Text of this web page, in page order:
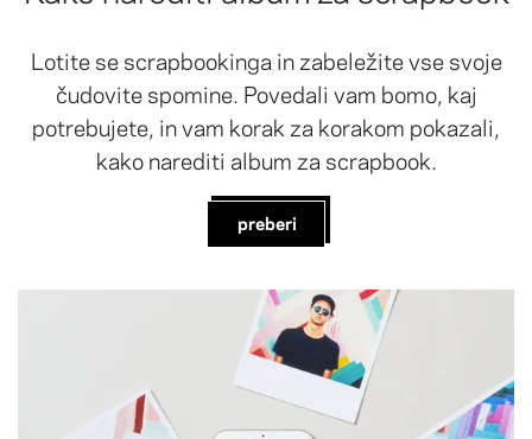
Lotite se scrapbookinga in zabeležite vse svoje
čudovite spomine. Povedali vam bomo, kaj
potrebujete, in vam korak za korakom pokazali,
kako narediti album za scrapbook.
preberi